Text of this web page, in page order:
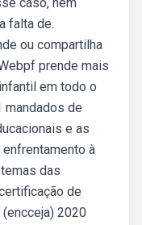
falta de.
ou compartilha
prende mais
em todo o
mandados de
e as
à
das
de
2020